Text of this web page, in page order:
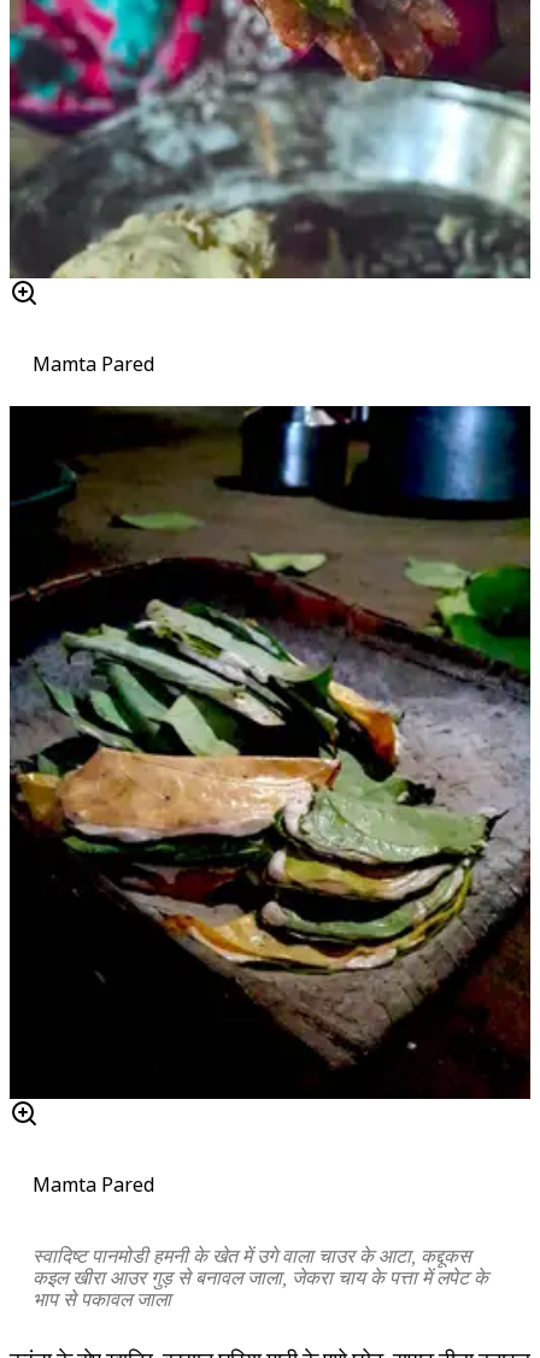
Mamta Pared
Mamta Pared
स्वादिष्ट पानमोडी हमनी के खेत में उगे वाला चाउर के आटा, कद्दूकस
कइल खीरा आउर गुड़ से बनावल जाला, जेकरा चाय के पत्ता में लपेट के
भाप से पकावल जाला